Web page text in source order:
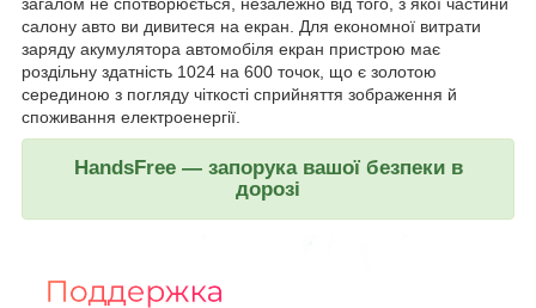
загалом не спотворюється, незалежно від того, з якої частини
салону авто ви дивитеся на екран. Для економної витрати
заряду акумулятора автомобіля екран пристрою має
роздільну здатність 1024 на 600 точок, що є золотою
серединою з погляду чіткості сприйняття зображення й
споживання електроенергії.
HandsFree — запорука вашої безпеки в
дорозі